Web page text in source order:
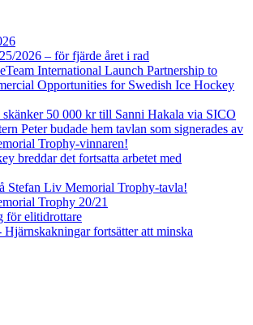
2026 – för fjärde året i rad
International Launch Partnership to
Opportunities for Swedish Ice Hockey
50 000 kr till Sanni Hakala via SICO
Peter budade hem tavlan som signerades av
Trophy-vinnaren!
breddar det fortsatta arbetet med
Stefan Liv Memorial Trophy-tavla!
Trophy 20/21
för elitidrottare
fortsätter att minska